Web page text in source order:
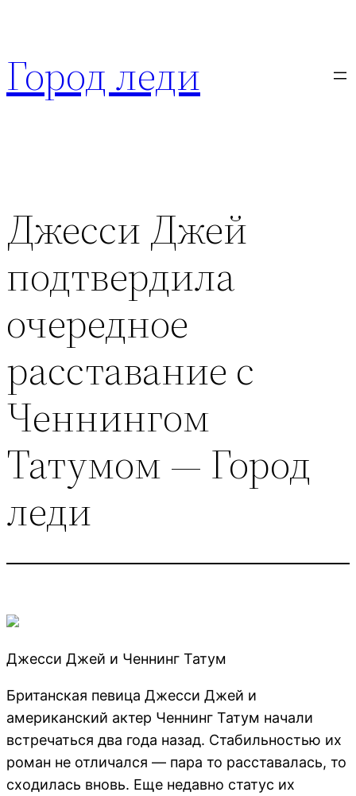
содержимому
Город леди
Джесси Джей
подтвердила
очередное
расставание с
Ченнингом
Татумом — Город
леди
Джесси Джей и Ченнинг Татум
Британская певица Джесси Джей и
американский актер Ченнинг Татум начали
встречаться два года назад. Стабильностью их
роман не отличался — пара то расставалась, то
сходилась вновь. Еще недавно статус их